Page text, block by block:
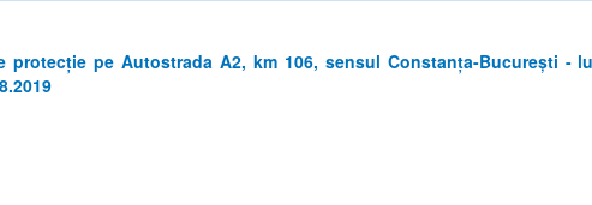
protecție pe Autostrada A2, km 106, sensul Constanța-București -